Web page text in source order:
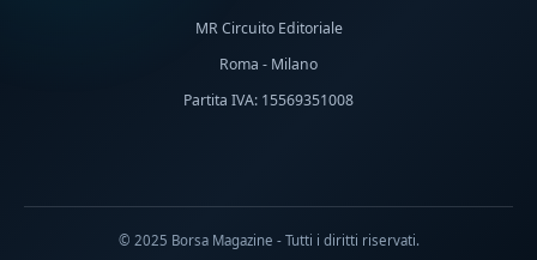
MR Circuito Editoriale
Roma - Milano
Partita IVA: 15569351008
© 2025 Borsa Magazine - Tutti i diritti riservati.